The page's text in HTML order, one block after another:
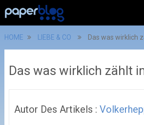
HOME LIEBE & CO Das was wirklich
Das was wirklich zählt
Autor Des Artikels :